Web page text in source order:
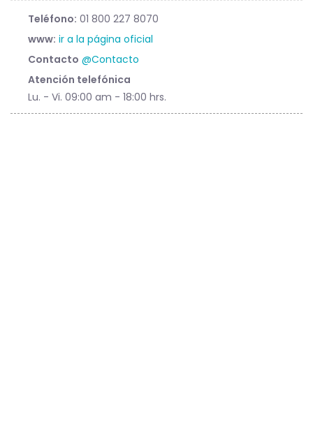
Teléfono: 01 800 227 8070
www: ir a la página oficial
Contacto @Contacto
Atención telefónica
Lu. - Vi. 09:00 am - 18:00 hrs.